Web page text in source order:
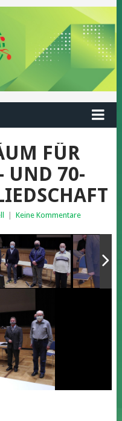
FÜR
UND 70-
Keine Kommentare